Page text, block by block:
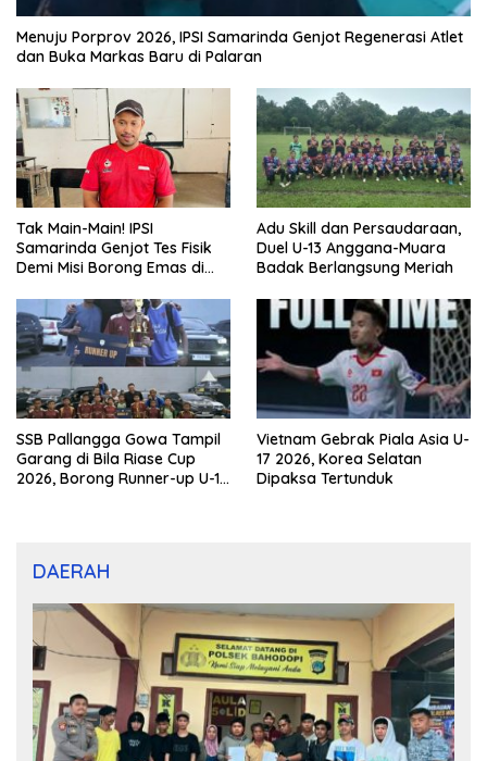
Menuju Porprov 2026, IPSI Samarinda Genjot Regenerasi Atlet
dan Buka Markas Baru di Palaran
Tak Main-Main! IPSI
Samarinda Genjot Tes Fisik
Demi Misi Borong Emas di
Adu Skill dan Persaudaraan,
Duel U-13 Anggana-Muara
Badak Berlangsung Meriah
SSB Pallangga Gowa Tampil
Garang di Bila Riase Cup
2026, Borong Runner-up U-10
Vietnam Gebrak Piala Asia U-
17 2026, Korea Selatan
Dipaksa Tertunduk
DAERAH